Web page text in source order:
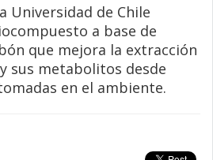
Universidad de Chile
a base de
que mejora la extracción
sus metabolitos desde
en el ambiente.